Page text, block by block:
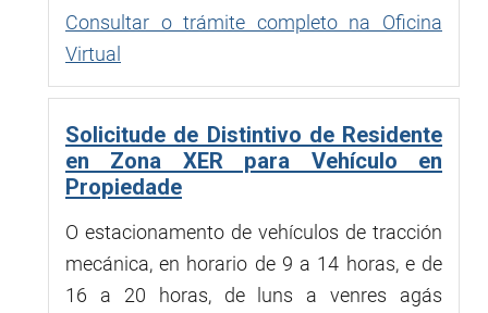
Consultar o trámite completo na Oficina
Virtual
Solicitude de Distintivo de Residente
en Zona XER para Vehículo en
Propiedade
O estacionamento de vehículos de tracción
mecánica, en horario de 9 a 14 horas, e de
16 a 20 horas, de luns a venres agás